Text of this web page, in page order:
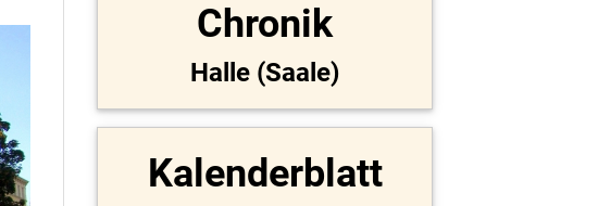
Chronik
Halle (Saale)
Kalenderblatt